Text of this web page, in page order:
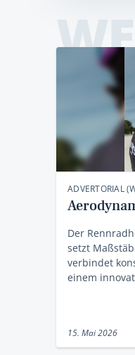
ADVERTORIAL
Der
setzt
verbindet
einem
15. Mai 2026